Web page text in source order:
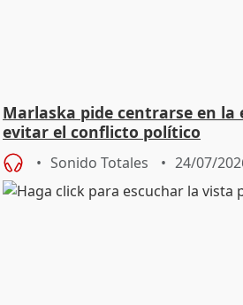
Marlaska pide centrarse en la
evitar el conflicto político
Sonido Totales 24/07/